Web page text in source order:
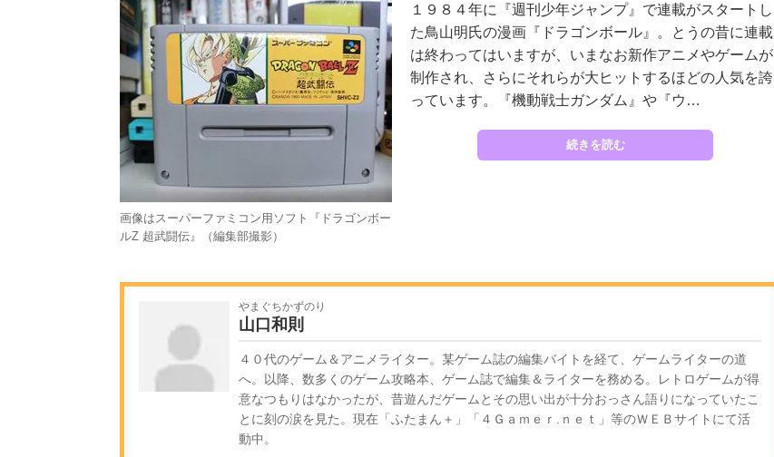
画像はスーパーファミコン用ソフト『ドラゴンボー
ルZ 超武闘伝』（編集部撮影）
１９８４年に『週刊少年ジャンプ』で連載がスタートし
た鳥山明氏の漫画『ドラゴンボール』。とうの昔に連載
は終わってはいますが、いまなお新作アニメやゲームが
制作され、さらにそれらが大ヒットするほどの人気を誇
っています。『機動戦士ガンダム』や『ウ…
続きを読む
やまぐちかずのり
山口和則
４０代のゲーム＆アニメライター。某ゲーム誌の編集バイトを経て、ゲームライターの道
へ。以降、数多くのゲーム攻略本、ゲーム誌で編集＆ライターを務める。レトロゲームが得
意なつもりはなかったが、昔遊んだゲームとその思い出が十分おっさん語りになっていたこ
とに刻の涙を見た。現在「ふたまん＋」「４Ｇａｍｅｒ.ｎｅｔ」等のＷＥＢサイトにて活
動中。